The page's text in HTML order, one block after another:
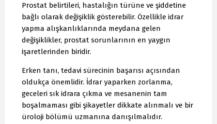
Prostat belirtileri, hastalığın türüne ve şiddetine
bağlı olarak değişiklik gösterebilir. Özellikle idrar
yapma alışkanlıklarında meydana gelen
değişiklikler, prostat sorunlarının en yaygın
işaretlerinden biridir.
Erken tanı, tedavi sürecinin başarısı açısından
oldukça önemlidir. İdrar yaparken zorlanma,
geceleri sık idrara çıkma ve mesanenin tam
boşalmaması gibi şikayetler dikkate alınmalı ve bir
üroloji bölümü uzmanına danışılmalıdır.